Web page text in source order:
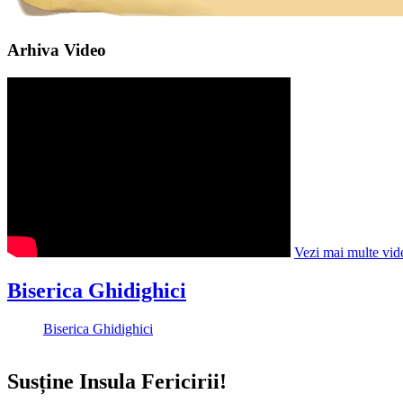
Arhiva Video
Vezi mai multe
Biserica Ghidighici
Biserica Ghidighici
Susține Insula Fericirii!